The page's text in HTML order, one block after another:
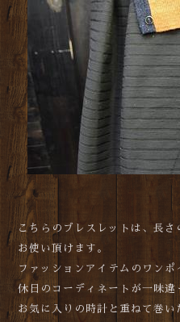
こちらのブレスレットは、長さ
お使い頂けます。
ファッションアイテムのワンポ
休日のコーディネートが一味
お気に入りの時計と重ねて巻い